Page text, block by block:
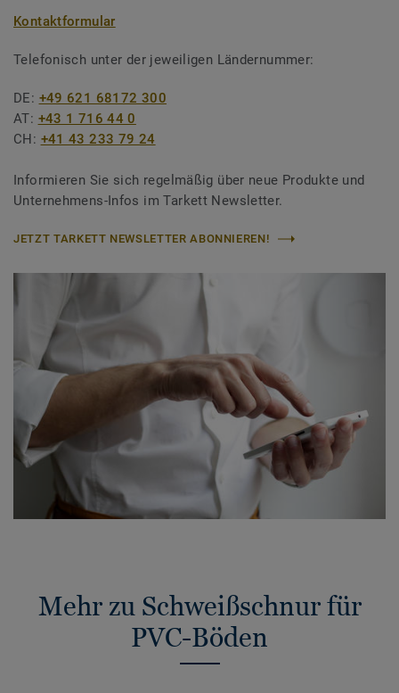
Kontaktformular
Telefonisch unter der jeweiligen Ländernummer:
DE: +49 621 68172 300
AT: +43 1 716 44 0
CH: +41 43 233 79 24
Informieren Sie sich regelmäßig über neue Produkte und
Unternehmens-Infos im Tarkett Newsletter.
JETZT TARKETT NEWSLETTER ABONNIEREN!
Mehr zu Schweißschnur für
PVC-Böden